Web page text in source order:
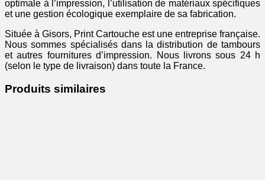
optimale à l’impression, l’utilisation de matériaux spécifiques
et une gestion écologique exemplaire de sa fabrication.
Située à Gisors, Print Cartouche est une entreprise française.
Nous sommes spécialisés dans la distribution de tambours
et autres fournitures d’impression. Nous livrons sous 24 h
(selon le type de livraison) dans toute la France.
Produits similaires